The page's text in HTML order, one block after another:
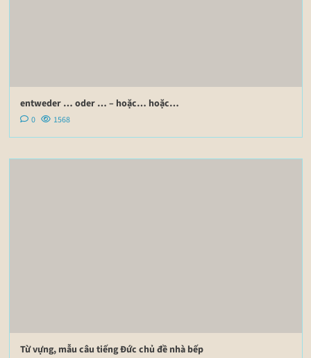
entweder … oder … – hoặc… hoặc…
0 1568
Từ vựng, mẫu câu tiếng Đức chủ đề nhà bếp